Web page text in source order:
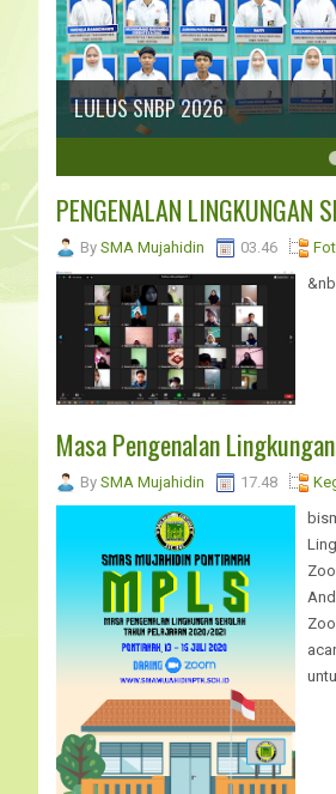
LULUS SNBP 2026
PENGENALAN
By SMA Mujahidin 03.46
Masa Pengenalan
By SMA Mujahidin 17.48